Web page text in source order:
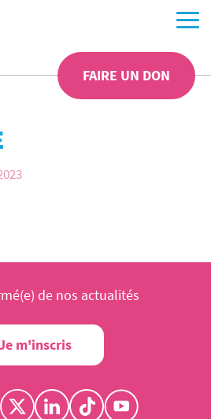
FAIRE UN DON
de nos actualités
m'inscris